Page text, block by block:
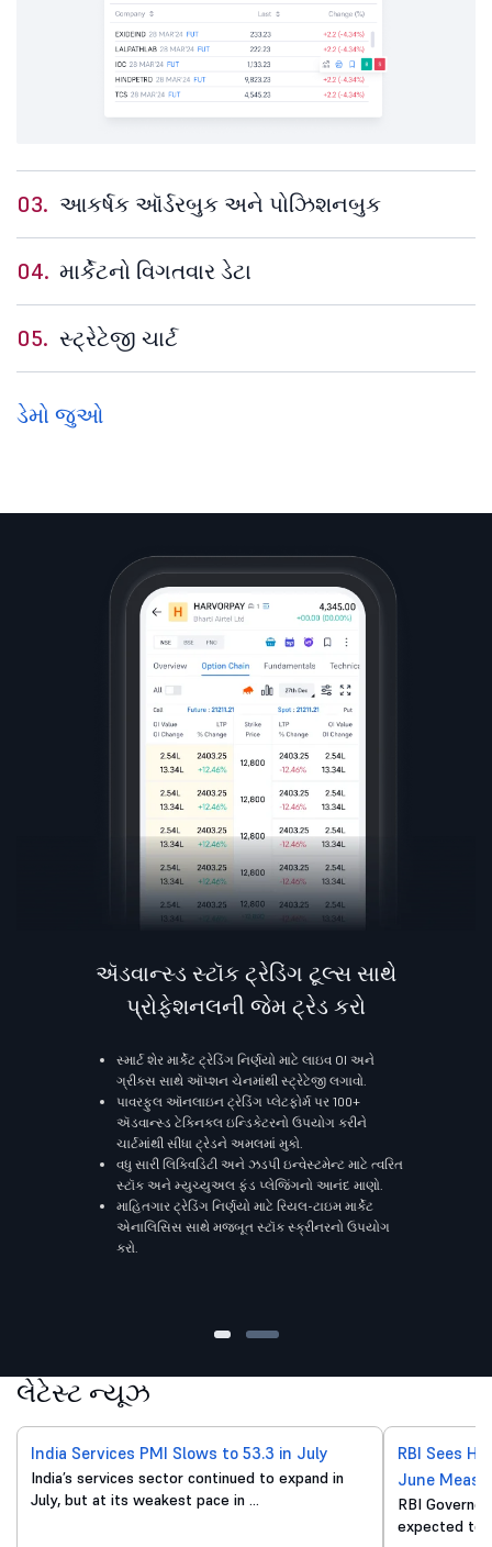
03. આકર્ષક ઑર્ડરબુક અને પોઝિશનબુક
04. માર્કેટનો વિગતવાર ડેટા
05. સ્ટ્રેટેજી ચાર્ટ
ડેમો જુઓ
ઍડવાન્સ્ડ સ્ટૉક ટ્રેડિંગ ટૂલ્સ સાથે
પ્રોફેશનલની જેમ ટ્રેડ કરો
સ્માર્ટ શેર માર્કેટ ટ્રેડિંગ નિર્ણયો માટે લાઇવ OI અને
ગ્રીક્સ સાથે ઑપ્શન ચેનમાંથી સ્ટ્રેટેજી લગાવો.
પાવરફુલ ઑનલાઇન ટ્રેડિંગ પ્લેટફોર્મ પર 100+
ઍડવાન્સ્ડ ટેક્નિકલ ઇન્ડિકેટરનો ઉપયોગ કરીને
ચાર્ટમાંથી સીધા ટ્રેડને અમલમાં મુકો.
વધુ સારી લિક્વિડિટી અને ઝડપી ઇન્વેસ્ટમેન્ટ માટે ત્વરિત
સ્ટૉક અને મ્યુચ્યુઅલ ફંડ પ્લેજિંગનો આનંદ માણો.
માહિતગાર ટ્રેડિંગ નિર્ણયો માટે રિયલ-ટાઇમ માર્કેટ
એનાલિસિસ સાથે મજબૂત સ્ટૉક સ્ક્રીનરનો ઉપયોગ
કરો.
લેટેસ્ટ ન્યૂઝ
India Services PMI Slows to 53.3 in July
India’s services sector continued to expand in
July, but at its weakest pace in ...
RBI Sees
June
RBI
expected to